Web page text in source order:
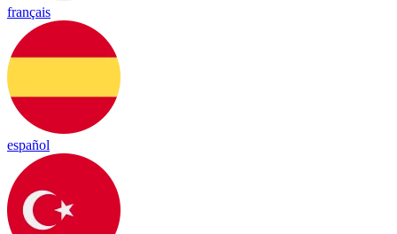
français
español